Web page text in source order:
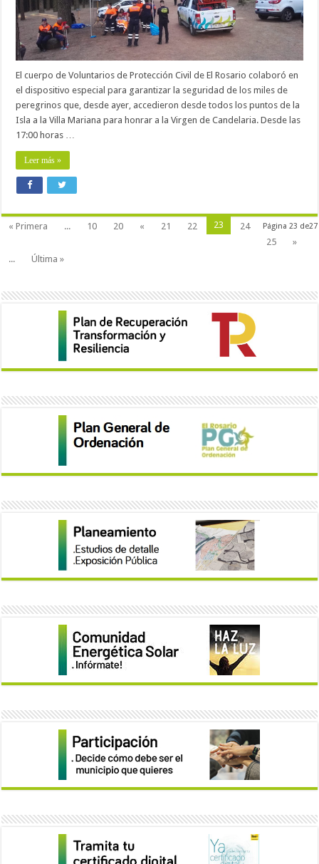
El cuerpo de Voluntarios de Protección Civil de El Rosario colaboró en
el dispositivo especial para garantizar la seguridad de los miles de
peregrinos que, desde ayer, accedieron desde todos los puntos de la
Isla a la Villa Mariana para honrar a la Virgen de Candelaria. Desde las
17:00 horas …
Leer más »
Página 23 de27
« Primera ... 10 20 « 21 22 23
24
25
»
...
Última »